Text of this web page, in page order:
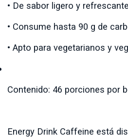
• De sabor ligero y refrescante
• Consume hasta 90 g de
• Apto para vegetarianos y
Contenido: 46 porciones por
Energy Drink Caffeine está